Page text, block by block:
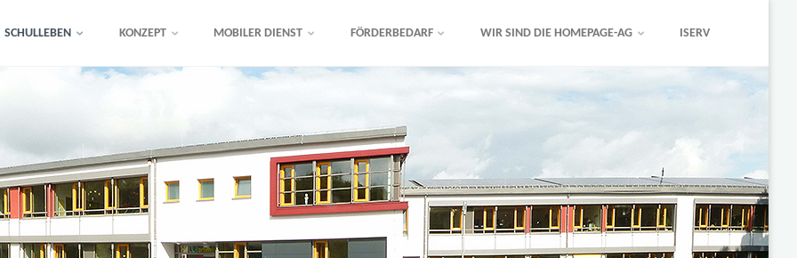
SCHULLEBEN KONZEPT MOBILER DIENST FÖRDERBEDARF WIR SIND DIE HOMEPAGE-AG ISERV